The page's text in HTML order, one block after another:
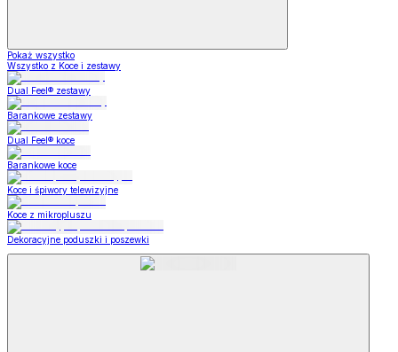
Pokaż wszystko
Wszystko z Koce i zestawy
Dual Feel® zestawy
Barankowe zestawy
Dual Feel® koce
Barankowe koce
Koce i śpiwory telewizyjne
Koce z mikropluszu
Dekoracyjne poduszki i poszewki